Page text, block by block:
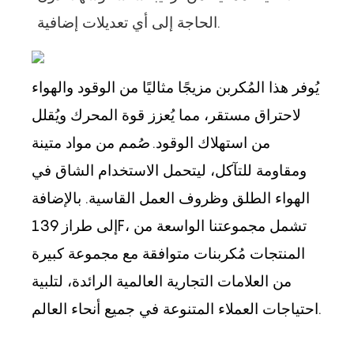
الحاجة إلى أي تعديلات إضافية.
يُوفر هذا المُكربن مزيجًا مثاليًا من الوقود والهواء
لاحتراق مستقر، مما يُعزز قوة المحرك ويُقلل
من استهلاك الوقود. صُمم من مواد متينة
ومقاومة للتآكل، ليتحمل الاستخدام الشاق في
الهواء الطلق وظروف العمل القاسية. بالإضافة
إلى طراز 139F، تشمل مجموعتنا الواسعة من
المنتجات مُكربنات متوافقة مع مجموعة كبيرة
من العلامات التجارية العالمية الرائدة، لتلبية
احتياجات العملاء المتنوعة في جميع أنحاء العالم.